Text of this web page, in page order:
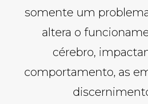
somente um
altera o
cérebro,
comportamento, as